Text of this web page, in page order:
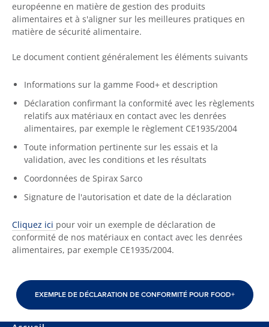
européenne en matière de gestion des produits
alimentaires et à s'aligner sur les meilleures pratiques en
matière de sécurité alimentaire.
Le document contient généralement les éléments suivants
Informations sur la gamme Food+ et description
Déclaration confirmant la conformité avec les règlements
relatifs aux matériaux en contact avec les denrées
alimentaires, par exemple le règlement CE1935/2004
Toute information pertinente sur les essais et la
validation, avec les conditions et les résultats
Coordonnées de Spirax Sarco
Signature de l'autorisation et date de la déclaration
Cliquez ici pour voir un exemple de déclaration de
conformité de nos matériaux en contact avec les denrées
alimentaires, par exemple CE1935/2004.
EXEMPLE DE DÉCLARATION DE CONFORMITÉ POUR FOOD+